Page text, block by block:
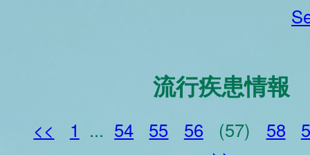
流行疾患情報
<< 1 ... 54 55 56 (57) 58